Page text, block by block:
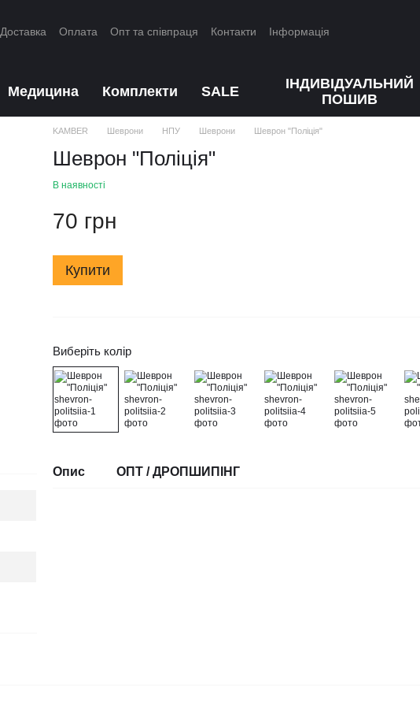
Доставка Оплата Опт та співпраця Контакти Інформація
Медицина Комплекти SALE
ІНДИВІДУАЛЬНИЙ
ПОШИВ
KAMBER Шеврони НПУ Шеврони Шеврон "Поліція"
Шеврон "Поліція"
В наявності
70 грн
Купити
Виберіть колір
Опис ОПТ / ДРОПШИПІНГ